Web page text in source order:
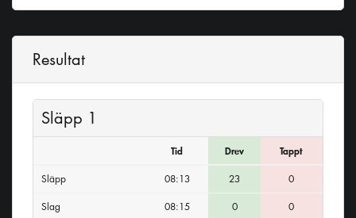
Resultat
Släpp 1
Tid Drev Tappt
Släpp 08:13 23 0
Slag 08:15 0 0